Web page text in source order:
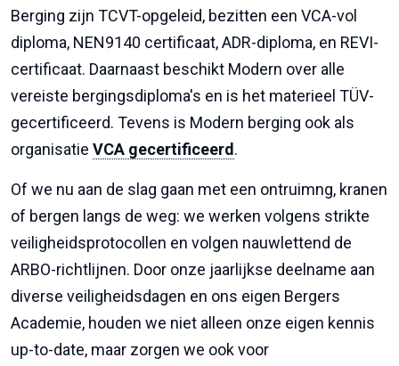
Berging zijn TCVT-opgeleid, bezitten een VCA-vol
diploma, NEN9140 certificaat, ADR-diploma, en REVI-
certificaat. Daarnaast beschikt Modern over alle
vereiste bergingsdiploma's en is het materieel TÜV-
gecertificeerd. Tevens is Modern berging ook als
organisatie VCA gecertificeerd.
Of we nu aan de slag gaan met een ontruimng, kranen
of bergen langs de weg: we werken volgens strikte
veiligheidsprotocollen en volgen nauwlettend de
ARBO-richtlijnen. Door onze jaarlijkse deelname aan
diverse veiligheidsdagen en ons eigen Bergers
Academie, houden we niet alleen onze eigen kennis
up-to-date, maar zorgen we ook voor